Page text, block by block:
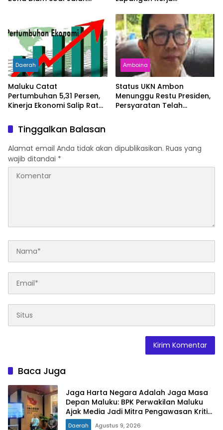
Kemiskinan Turun
Daerah
Maluku Catat
Pertumbuhan 5,31 Persen,
Kinerja Ekonomi Salip Rata-
Amboina
Status UKN Ambon
Menunggu Restu Presiden,
Persyaratan Telah
Tinggalkan Balasan
Alamat email Anda tidak akan dipublikasikan. Ruas yang
wajib ditandai *
Baca Juga
Jaga Harta Negara Adalah Jaga Masa
Depan Maluku: BPK Perwakilan Maluku
Ajak Media Jadi Mitra Pengawasan Kritis
dan Berimbang
Daerah Agustus 9, 2026